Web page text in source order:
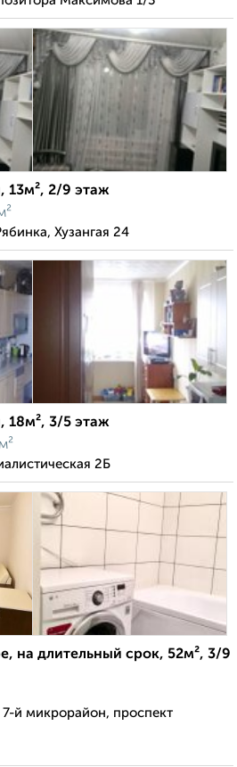
13м², 2/9 этаж
Хузангая 24
18м², 3/5 этаж
2Б
на длительный срок, 52м², 3/9
й микрорайон, проспект